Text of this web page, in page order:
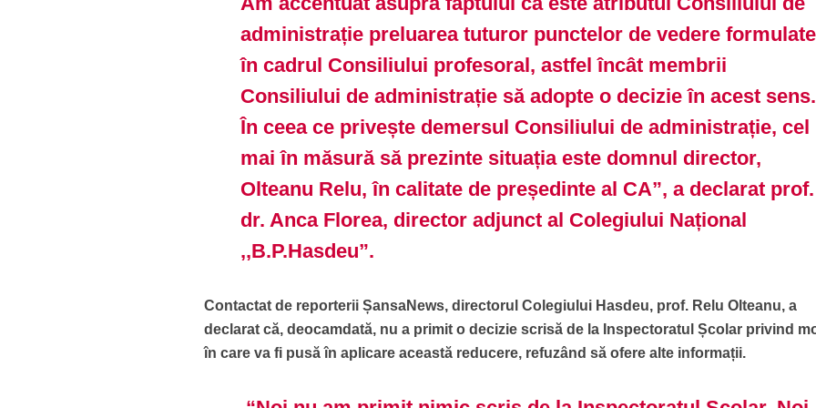
administrație preluarea tuturor punctelor de vedere formulate
în cadrul Consiliului profesoral, astfel încât membrii
Consiliului de administrație să adopte o decizie în acest sens.
În ceea ce privește demersul Consiliului de administrație, cel
mai în măsură să prezinte situația este domnul director,
Olteanu Relu, în calitate de președinte al CA”, a declarat prof.
dr. Anca Florea, director adjunct al Colegiului Național
,,B.P.Hasdeu”.
Contactat de reporterii ȘansaNews, directorul Colegiului Hasdeu, prof. Relu Olteanu, a
declarat că, deocamdată, nu a primit o decizie scrisă de la Inspectoratul Școlar privind
în care va fi pusă în aplicare această reducere, refuzând să ofere alte informații.